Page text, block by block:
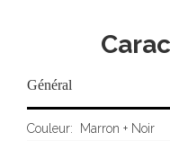
Général
Couleur: Marron + Noir